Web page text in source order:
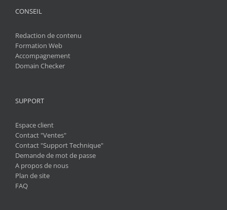
CONSEIL
Redaction de contenu
Formation Web
Accompagnement
Domain Checker
SUPPORT
Espace client
Contact "Ventes"
Contact "Support Technique"
Demande de mot de passe
A propos de nous
Plan de site
FAQ